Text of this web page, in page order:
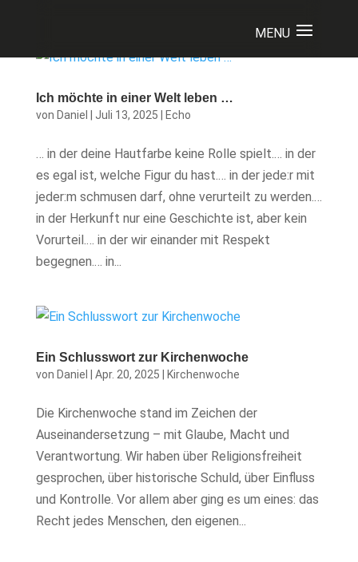
Ich möchte in einer Welt leben …
von Daniel Juli 13, 2025 Echo
… in der deine Hautfarbe keine Rolle spielt.… in der
es egal ist, welche Figur du hast.… in der jede:r mit
jeder:m schmusen darf, ohne verurteilt zu werden.…
in der Herkunft nur eine Geschichte ist, aber kein
Vorurteil.… in der wir einander mit Respekt
begegnen.… in...
Ein Schlusswort zur Kirchenwoche
von Daniel Apr. 20, 2025 Kirchenwoche
Die Kirchenwoche stand im Zeichen der
Auseinandersetzung – mit Glaube, Macht und
Verantwortung. Wir haben über Religionsfreiheit
gesprochen, über historische Schuld, über Einfluss
und Kontrolle. Vor allem aber ging es um eines: das
Recht jedes Menschen, den eigenen...